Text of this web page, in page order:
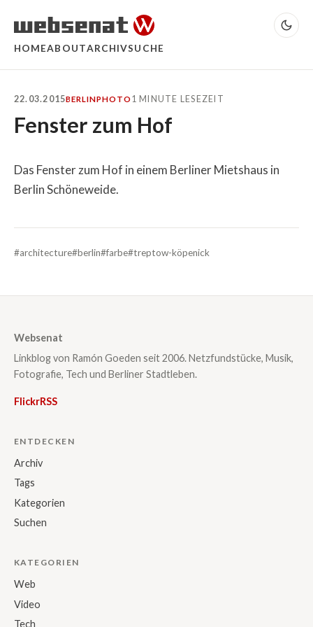
HOMEABOUTARCHIVSUCHE
22.03.2015BERLINPHOTO 1 MINUTE LESEZEIT
Fenster zum Hof
Das Fenster zum Hof in einem Berliner Mietshaus in
Berlin Schöneweide.
#architecture#berlin#farbe#treptow-köpenick
Websenat
Linkblog von Ramón Goeden seit 2006. Netzfundstücke, Musik,
Fotografie, Tech und Berliner Stadtleben.
FlickrRSS
ENTDECKEN
Archiv
Tags
Kategorien
Suchen
KATEGORIEN
Web
Video
Tech